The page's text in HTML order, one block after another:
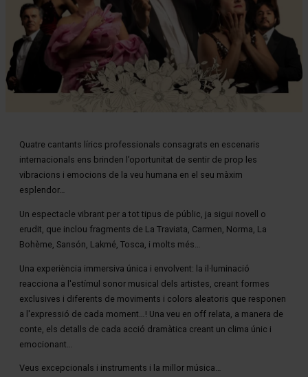
Quatre cantants lírics professionals consagrats en escenaris
internacionals ens brinden l’oportunitat de sentir de prop les
vibracions i emocions de la veu humana en el seu màxim
esplendor…
Un espectacle vibrant per a tot tipus de públic, ja sigui novell o
erudit, que inclou fragments de La Traviata, Carmen, Norma, La
Bohème, Sansón, Lakmé, Tosca, i molts més…
Una experiència immersiva única i envolvent: la il·luminació
reacciona a l'estímul sonor musical dels artistes, creant formes
exclusives i diferents de moviments i colors aleatoris que responen
a l'expressió de cada moment…! Una veu en off relata, a manera de
conte, els detalls de cada acció dramàtica creant un clima únic i
emocionant…
Veus excepcionals i instruments i la millor música…